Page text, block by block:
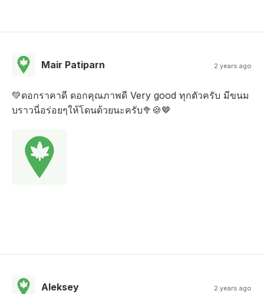
Mair Patiparn 2 years ago
💚ดอกราคาดี ดอกคุณภาพดี Very good ทุกตัวครับ มีขนม
บราวนี่อร่อยๆให้โดนด้วยนะครับ🥦🍪🤎
Aleksey 2 years ago